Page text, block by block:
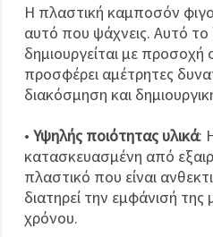
Η πλαστική καμποσόν
αυτό που ψάχνεις. Αυτό
δημιουργείται με προσοχή
προσφέρει αμέτρητες
διακόσμηση και
• Υψηλής ποιότητας υλικά:
κατασκευασμένη από
πλαστικό που είναι
διατηρεί την εμφάνισή
χρόνου.